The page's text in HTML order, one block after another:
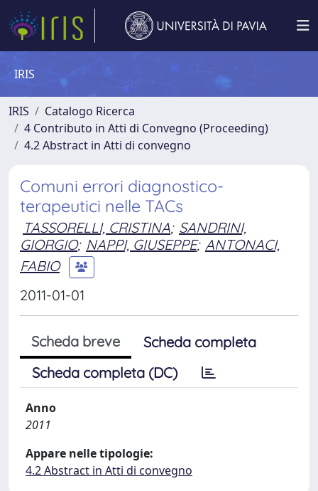
IRIS
IRIS
Catalogo Ricerca
4 Contributo in Atti di Convegno (Proceeding)
4.2 Abstract in Atti di convegno
Comuni errori diagnostico-
terapeutici nelle TACs
TASSORELLI, CRISTINA; SANDRINI,
GIORGIO; NAPPI, GIUSEPPE; ANTONACI,
FABIO
2011-01-01
Scheda breve
Scheda completa
Scheda completa (DC)
Anno
2011
Appare nelle tipologie:
4.2 Abstract in Atti di convegno